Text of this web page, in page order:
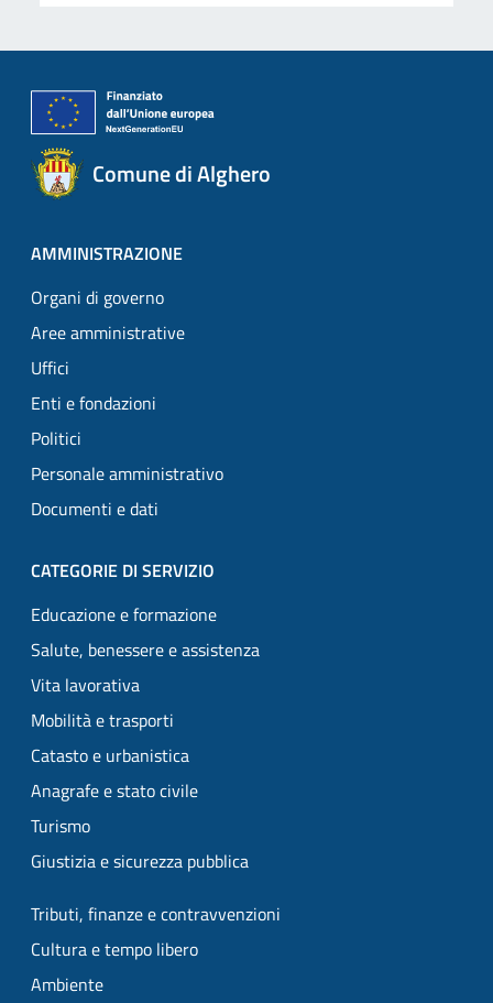
Comune di Alghero
AMMINISTRAZIONE
Organi di governo
Aree amministrative
Uffici
Enti e fondazioni
Politici
Personale amministrativo
Documenti e dati
CATEGORIE DI SERVIZIO
Educazione e formazione
Salute, benessere e assistenza
Vita lavorativa
Mobilità e trasporti
Catasto e urbanistica
Anagrafe e stato civile
Turismo
Giustizia e sicurezza pubblica
Tributi, finanze e contravvenzioni
Cultura e tempo libero
Ambiente